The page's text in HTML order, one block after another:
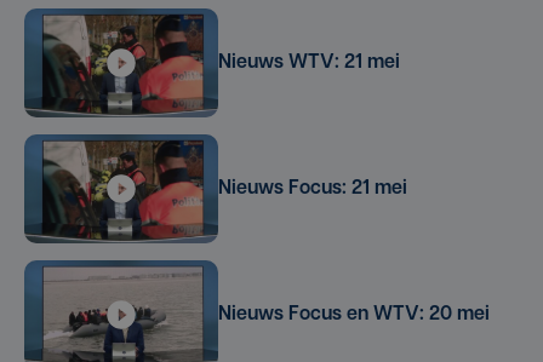
Nieuws WTV: 21 mei
Nieuws Focus: 21 mei
Nieuws Focus en WTV: 20 mei